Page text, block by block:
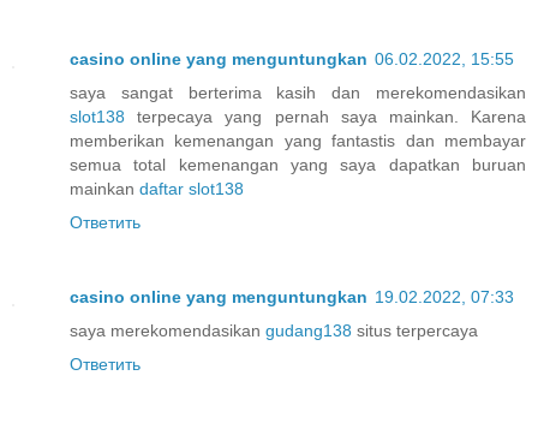
casino online yang menguntungkan 06.02.2022, 15:55
saya sangat berterima kasih dan merekomendasikan
slot138 terpecaya yang pernah saya mainkan. Karena
memberikan kemenangan yang fantastis dan membayar
semua total kemenangan yang saya dapatkan buruan
mainkan daftar slot138
Ответить
casino online yang menguntungkan 19.02.2022, 07:33
saya merekomendasikan gudang138 situs terpercaya
Ответить